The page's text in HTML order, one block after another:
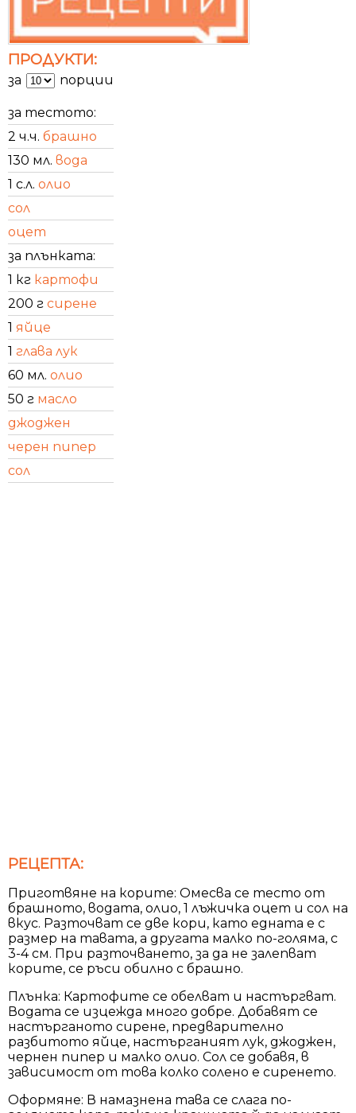
ПРОДУКТИ:
за порции
за тестото:
2 ч.ч. брашно
130 мл. вода
1 с.л. олио
сол
оцет
за плънката:
1 кг картофи
200 г сирене
1 яйце
1 глава лук
60 мл. олио
50 г масло
джоджен
черен пипер
сол
РЕЦЕПТА:
Приготвяне на корите: Омесва се тесто от
брашното, водата, олио, 1 лъжичка оцет и сол на
вкус. Разточват се две кори, като едната е с
размер на тавата, а другата малко по-голяма, с
3-4 см. При разточването, за да не залепват
корите, се ръси обилно с брашно.
Плънка: Картофите се обелват и настъргват.
Водата се изцежда много добре. Добавят се
настърганото сирене, предварително
разбитото яйце, настърганият лук, джоджен,
чернен пипер и малко олио. Сол се добавя, в
зависимост от това колко солено е сиренето.
Оформяне: В намазнена тава се слага по-